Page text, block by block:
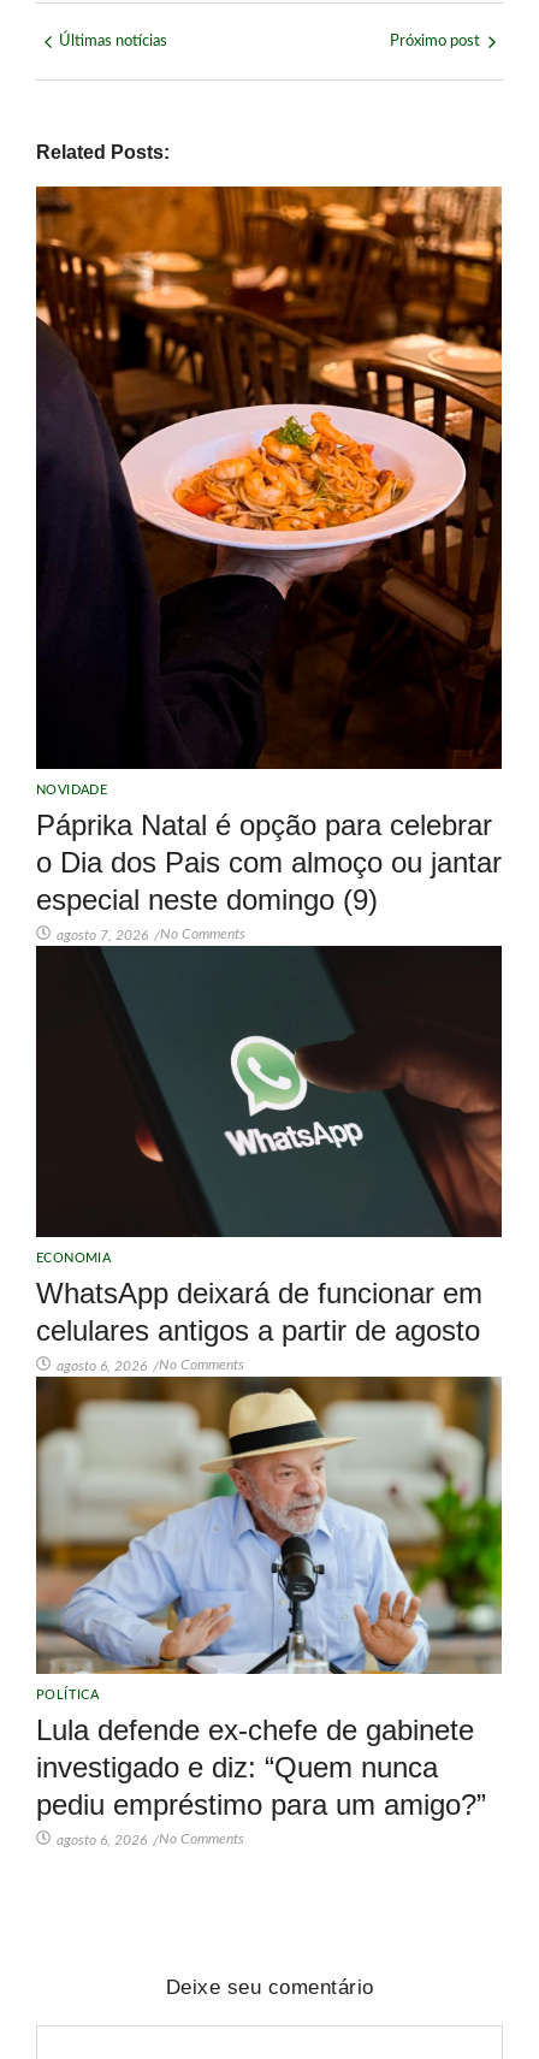
Últimas notícias Próximo post
Related Posts:
NOVIDADE
Páprika Natal é opção para celebrar
o Dia dos Pais com almoço ou jantar
especial neste domingo (9)
agosto 7, 2026 /No Comments
ECONOMIA
WhatsApp deixará de funcionar em
celulares antigos a partir de agosto
agosto 6, 2026 /No Comments
POLÍTICA
Lula defende ex-chefe de gabinete
investigado e diz: “Quem nunca
pediu empréstimo para um amigo?”
agosto 6, 2026 /No Comments
Deixe seu comentário